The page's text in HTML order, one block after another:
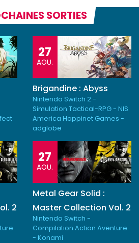
SORTIES
27
AOU.
Brigandine : Abyss
Nintendo Switch 2 -
Simulation Tactical-RPG - NIS
America Happinet Games -
adglobe
2
27
AOU.
Metal Gear Solid :
Master Collection Vol. 2
Nintendo Switch -
Compilation Action Aventure
- Konami